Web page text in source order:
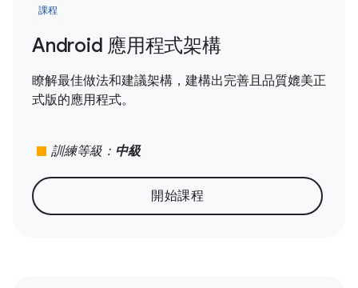
課程
Android 應用程式架構
瞭解最佳做法和建議架構，建構出完善且品質媲美正
式版的應用程式。
stop 訓練等級： 中級
開始課程